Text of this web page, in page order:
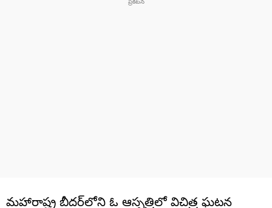
మహారాష్ట్ర బీదర్‌లోని ఓ ఆస్పత్రిలో విచిత్ర ఘటన